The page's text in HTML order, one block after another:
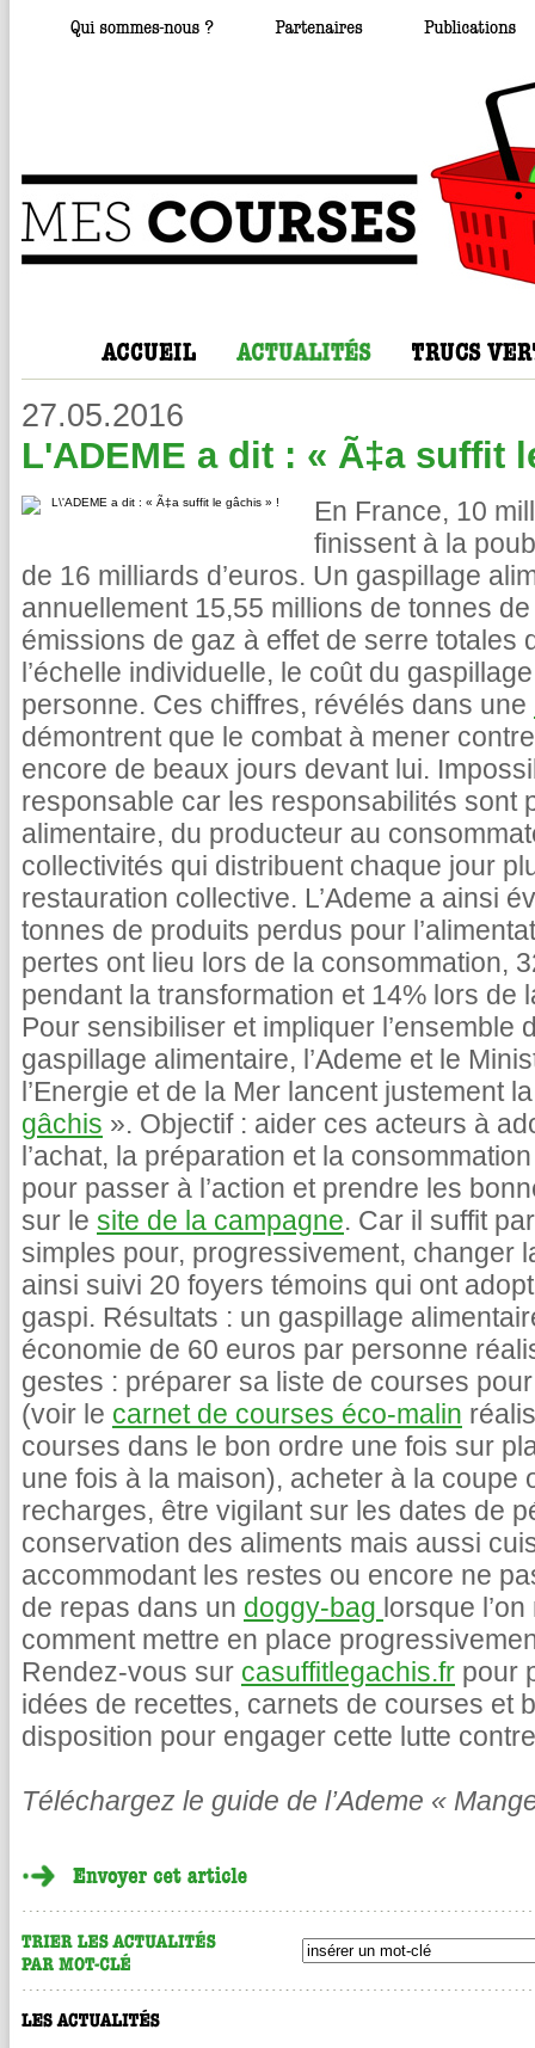
27.05.2016
L'ADEME a dit : « Ã‡a suffit
En France, 10
finissent à la
de 16 milliards d’euros. Un gaspillage
annuellement 15,55 millions de tonnes
émissions de gaz à effet de serre totales
l’échelle individuelle, le coût du
personne. Ces chiffres, révélés dans une
démontrent que le combat à mener
encore de beaux jours devant lui.
responsable car les responsabilités sont
alimentaire, du producteur au
collectivités qui distribuent chaque jour
restauration collective. L’Ademe a ainsi
tonnes de produits perdus pour
pertes ont lieu lors de la consommation,
pendant la transformation et 14% lors de
Pour sensibiliser et impliquer l’ensemble
gaspillage alimentaire, l’Ademe et le
l’Energie et de la Mer lancent justement
gâchis ». Objectif : aider ces acteurs à
l’achat, la préparation et la
pour passer à l’action et prendre les
sur le site de la campagne. Car il suffit
simples pour, progressivement, changer
ainsi suivi 20 foyers témoins qui ont
gaspi. Résultats : un gaspillage
économie de 60 euros par personne
gestes : préparer sa liste de courses
(voir le carnet de courses éco-malin
courses dans le bon ordre une fois sur
une fois à la maison), acheter à la coupe
recharges, être vigilant sur les dates de
conservation des aliments mais aussi
accommodant les restes ou encore ne
de repas dans un doggy-bag lorsque
comment mettre en place
Rendez-vous sur casuffitlegachis.fr pour
idées de recettes, carnets de courses et
disposition pour engager cette lutte
Téléchargez le guide de l’Ademe «